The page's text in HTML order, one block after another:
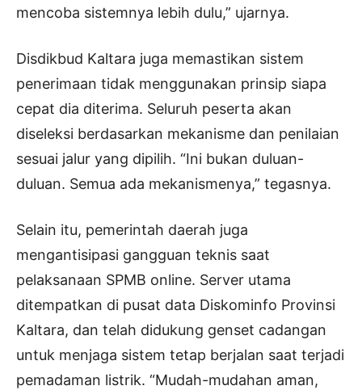
mencoba sistemnya lebih dulu,” ujarnya.
Disdikbud Kaltara juga memastikan sistem
penerimaan tidak menggunakan prinsip siapa
cepat dia diterima. Seluruh peserta akan
diseleksi berdasarkan mekanisme dan penilaian
sesuai jalur yang dipilih. “Ini bukan duluan-
duluan. Semua ada mekanismenya,” tegasnya.
Selain itu, pemerintah daerah juga
mengantisipasi gangguan teknis saat
pelaksanaan SPMB online. Server utama
ditempatkan di pusat data Diskominfo Provinsi
Kaltara, dan telah didukung genset cadangan
untuk menjaga sistem tetap berjalan saat terjadi
pemadaman listrik. “Mudah-mudahan aman,